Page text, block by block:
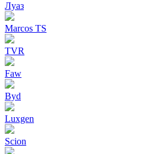
Луаз
Marcos TS
TVR
Faw
Byd
Luxgen
Scion